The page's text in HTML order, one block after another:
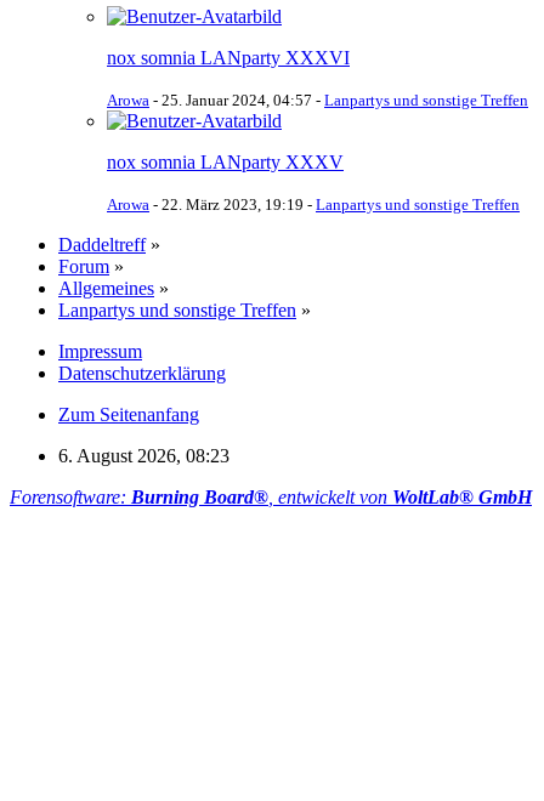
nox somnia LANparty XXXVI
Arowa - 25. Januar 2024, 04:57 - Lanpartys und sonstige Treffen
nox somnia LANparty XXXV
Arowa - 22. März 2023, 19:19 - Lanpartys und sonstige Treffen
Daddeltreff »
Forum »
Allgemeines »
Lanpartys und sonstige Treffen »
Impressum
Datenschutzerklärung
Zum Seitenanfang
6. August 2026, 08:23
Forensoftware: Burning Board® , entwickelt von WoltLab® GmbH